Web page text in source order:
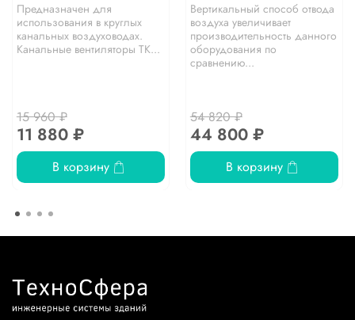
Предназначен для
использования в круглых
канальных воздуховодах.
Канальные вентиляторы TK...
15 960 ₽
11 880 ₽
В корзину
Вертикальный способ отвода
воздуха увеличивает
производительность данного
оборудования по
сравнению...
54 820 ₽
44 800 ₽
В корзину